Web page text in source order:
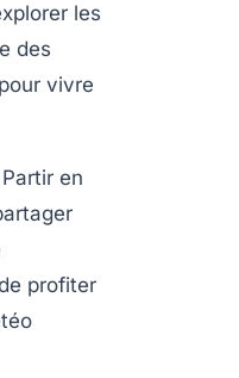
les
des
vivre
en
profiter